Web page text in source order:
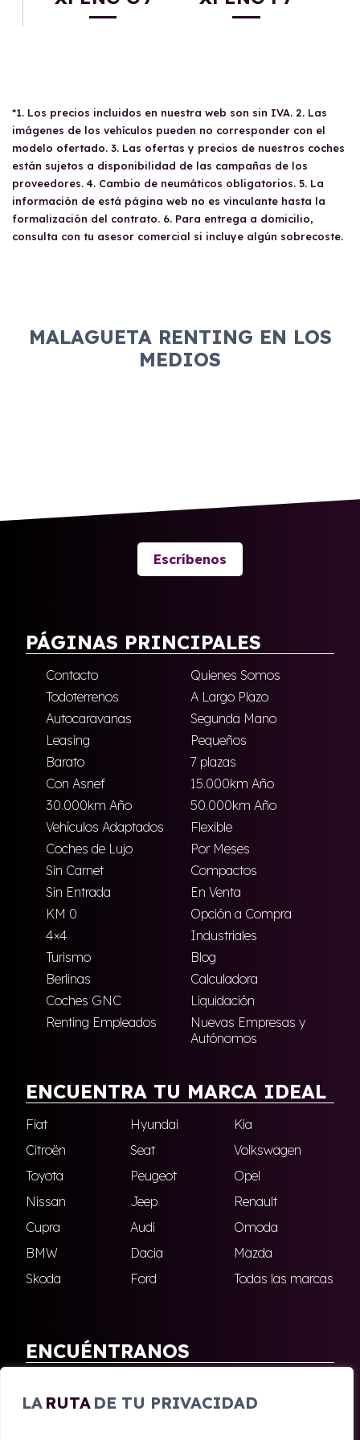
LA RUTA DE TU PRIVACIDAD
*1. Los precios incluidos en nuestra web son sin IVA. 2. Las
imágenes de los vehículos pueden no corresponder con el
modelo ofertado. 3. Las ofertas y precios de nuestros coches
están sujetos a disponibilidad de las campañas de los
proveedores. 4. Cambio de neumáticos obligatorios. 5. La
información de está página web no es vinculante hasta la
formalización del contrato. 6. Para entrega a domicilio,
consulta con tu asesor comercial si incluye algún sobrecoste.
MALAGUETA RENTING EN LOS
MEDIOS
Escríbenos
PÁGINAS PRINCIPALES
Contacto
Quienes Somos
Todoterrenos
A Largo Plazo
Autocaravanas
Segunda Mano
Leasing
Pequeños
Barato
7 plazas
Con Asnef
15.000km Año
30.000km Año
50.000km Año
Vehículos Adaptados
Flexible
Coches de Lujo
Por Meses
Sin Carnet
Compactos
Sin Entrada
En Venta
KM 0
Opción a Compra
4×4
Industriales
Turismo
Blog
Berlinas
Calculadora
Coches GNC
Liquidación
Renting Empleados
Nuevas Empresas y
Autónomos
ENCUENTRA TU MARCA IDEAL
Fiat Hyundai
Kia
Citroën
Seat
Volkswagen
Toyota
Peugeot
Opel
Nissan
Jeep
Renault
Cupra
Audi
Omoda
BMW
Dacia
Mazda
Skoda
Ford Todas las marcas
ENCUÉNTRANOS
Marbella
Nerja